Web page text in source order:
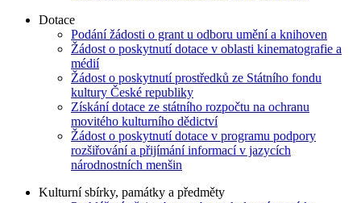
Dotace
Podání žádosti o grant u odboru umění a knihoven
Žádost o poskytnutí dotace v oblasti kinematografie a
médií
Žádost o poskytnutí prostředků ze Státního fondu
kultury České republiky
Získání dotace ze státního rozpočtu na ochranu
movitého kulturního dědictví
Žádost o poskytnutí dotace v programu podpory
rozšiřování a přijímání informací v jazycích
národnostních menšin
Kulturní sbírky, památky a předměty